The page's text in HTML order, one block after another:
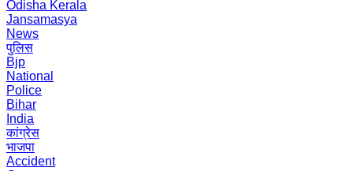
Odisha Kerala
Jansamasya
News
पुलिस
Bjp
National
Police
Bihar
India
कांग्रेस
भाजपा
Accident